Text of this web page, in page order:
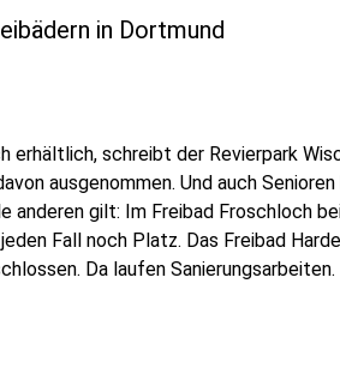
in Dortmund
erhältlich, schreibt der Revierpark
ausgenommen. Und auch
anderen gilt: Im Freibad Froschloch
Fall noch Platz. Das Freibad
Da laufen Sanierungsarbeiten.